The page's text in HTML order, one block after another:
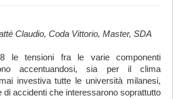
Claudio, Coda Vittorio, Master, SDA
le tensioni fra le varie componenti
accentuandosi, sia per il clima
investiva tutte le università milanesi,
di accidenti che interessarono soprattutto